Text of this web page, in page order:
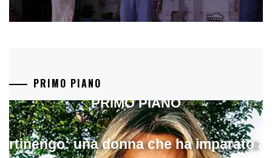
PRIMO PIANO
una donna che ha imparato a
PRIMO PIANO